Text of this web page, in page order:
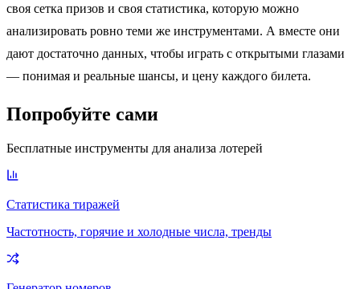
своя сетка призов и своя статистика, которую можно
анализировать ровно теми же инструментами. А вместе они
дают достаточно данных, чтобы играть с открытыми глазами
— понимая и реальные шансы, и цену каждого билета.
Попробуйте сами
Бесплатные инструменты для анализа лотерей
Статистика тиражей
Частотность, горячие и холодные числа, тренды